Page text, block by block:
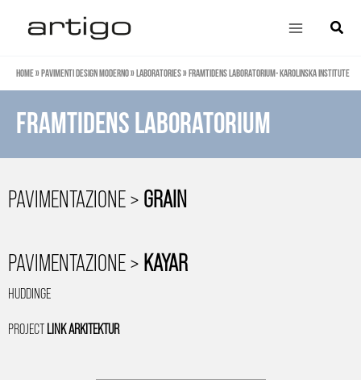
contenuto
Main
Cerca
Home»Pavimenti design moderno»Laboratories»Framtidens Laboratorium- Karolinska Institute
Framtidens Laboratorium
PAVIMENTAZIONE >GRAIN
PAVIMENTAZIONE >KAYAR
HUDDINGE
PROJECTLINK ARKITEKTUR